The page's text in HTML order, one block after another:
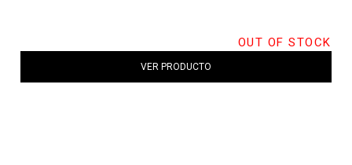
OUT OF STOCK
VER PRODUCTO